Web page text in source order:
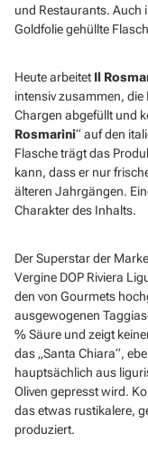
und Restaurants. Auch
Goldfolie gehüllte
Heute arbeitet Il
intensiv zusammen,
Chargen abgefüllt und
Rosmarini“ auf den
Flasche trägt das
kann, dass er nur
älteren Jahrgängen.
Charakter des Inhalts.
Der Superstar der Marke
Vergine DOP Riviera
den von Gourmets
ausgewogenen
% Säure und zeigt
das „Santa Chiara“,
hauptsächlich aus
Oliven gepresst wird.
das etwas rustikalere,
produziert.